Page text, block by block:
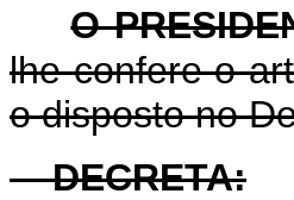
O
lhe confere o
o disposto no
DECRETA: